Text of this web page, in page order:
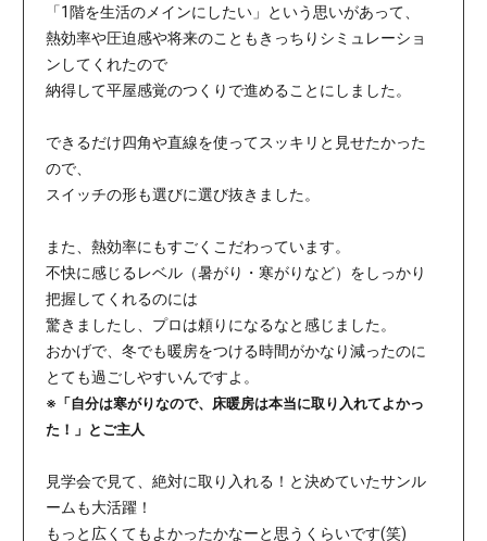
「1階を生活のメインにしたい」という思いがあって、
熱効率や圧迫感や将来のこともきっちりシミュレーショ
ンしてくれたので
納得して平屋感覚のつくりで進めることにしました。
できるだけ四角や直線を使ってスッキリと見せたかった
ので、
スイッチの形も選びに選び抜きました。
また、熱効率にもすごくこだわっています。
不快に感じるレベル（暑がり・寒がりなど）をしっかり
把握してくれるのには
驚きましたし、プロは頼りになるなと感じました。
おかげで、冬でも暖房をつける時間がかなり減ったのに
とても過ごしやすいんですよ。
※「自分は寒がりなので、床暖房は本当に取り入れてよかっ
た！」とご主人
見学会で見て、絶対に取り入れる！と決めていたサンル
ームも大活躍！
もっと広くてもよかったかなーと思うくらいです(笑)